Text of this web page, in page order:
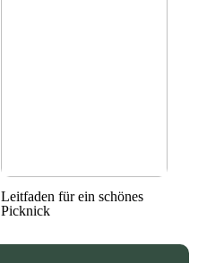
Leitfaden für ein schönes
Picknick